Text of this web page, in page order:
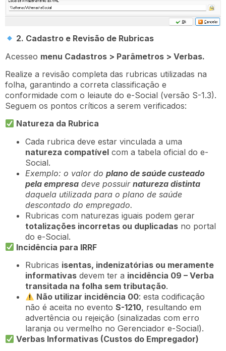
2. Cadastro e Revisão de Rubricas
Acesseo menu Cadastros > Parâmetros > Verbas.
Realize a revisão completa das rubricas utilizadas na
folha, garantindo a correta classificação e
conformidade com o leiaute do e-Social (versão S-1.3).
Seguem os pontos críticos a serem verificados:
Natureza da Rubrica
Cada rubrica deve estar vinculada a uma
natureza compatível com a tabela oficial do e-
Social.
Exemplo: o valor do plano de saúde custeado
pela empresa deve possuir natureza distinta
daquela utilizada para o plano de saúde
descontado do empregado.
Rubricas com naturezas iguais podem gerar
totalizações incorretas ou duplicadas no portal
do e-Social.
Incidência para IRRF
Rubricas isentas, indenizatórias ou meramente
informativas devem ter a incidência 09 – Verba
transitada na folha sem tributação.
Não utilizar incidência 00: esta codificação
não é aceita no evento S-1210, resultando em
advertência ou rejeição (sinalizadas com erro
laranja ou vermelho no Gerenciador e-Social).
Verbas Informativas (Custos do Empregador)